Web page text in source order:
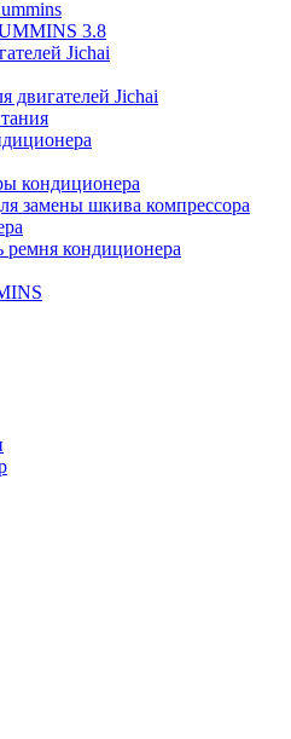
3.8
Jichai
двигателей Jichai
кондиционера
замены шкива компрессора
ремня кондиционера